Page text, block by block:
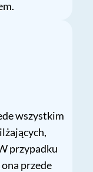
wszystkim
przypadku
przede